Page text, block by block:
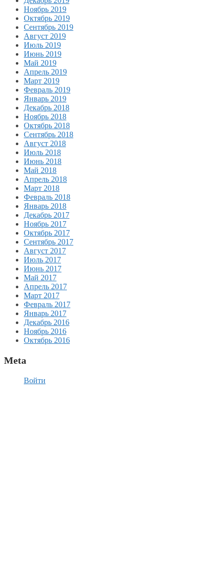
Ноябрь 2019
Октябрь 2019
Сентябрь 2019
Август 2019
Июль 2019
Июнь 2019
Май 2019
Апрель 2019
Март 2019
Февраль 2019
Январь 2019
Декабрь 2018
Ноябрь 2018
Октябрь 2018
Сентябрь 2018
Август 2018
Июль 2018
Июнь 2018
Май 2018
Апрель 2018
Март 2018
Февраль 2018
Январь 2018
Декабрь 2017
Ноябрь 2017
Октябрь 2017
Сентябрь 2017
Август 2017
Июль 2017
Июнь 2017
Май 2017
Апрель 2017
Март 2017
Февраль 2017
Январь 2017
Декабрь 2016
Ноябрь 2016
Октябрь 2016
Meta
Войти